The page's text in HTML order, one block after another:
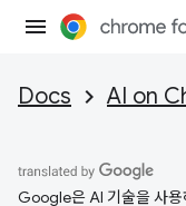
Docs AI on
Google은 AI 기술을 사용